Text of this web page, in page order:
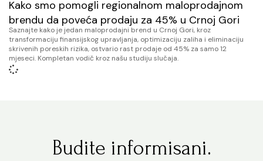
Kako smo pomogli regionalnom maloprodajnom
brendu da poveća prodaju za 45% u Crnoj Gori
Saznajte kako je jedan maloprodajni brend u Crnoj Gori, kroz
transformaciju finansijskog upravljanja, optimizaciju zaliha i eliminaciju
skrivenih poreskih rizika, ostvario rast prodaje od 45% za samo 12
mjeseci. Kompletan vodič kroz našu studiju slučaja.
Budite informisani.